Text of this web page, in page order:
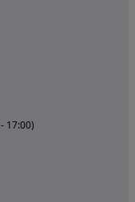
17:00)